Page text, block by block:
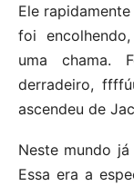
Ele
foi
uma chama.
derradeiro,
ascendeu de
Neste mundo
Essa era a